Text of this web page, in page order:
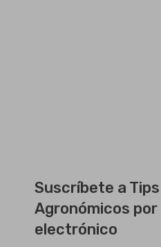
Suscríbete a Tips
Agronómicos
electrónico